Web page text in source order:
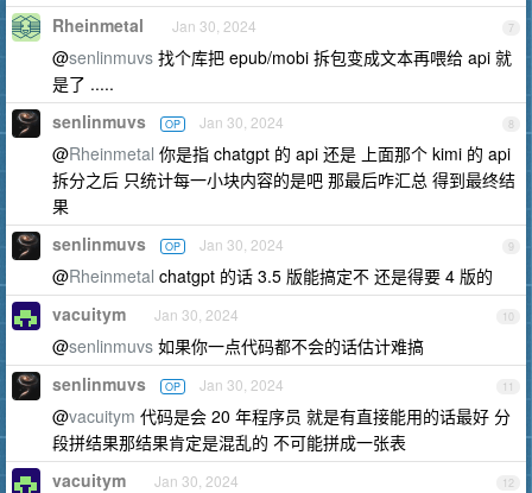
7
Rheinmetal Jan 30, 2024
@senlinmuvs 找个库把 epub/mobi 拆包变成文本再喂给 api 就
是了 .....
8
senlinmuvs OP Jan 30, 2024
@Rheinmetal 你是指 chatgpt 的 api 还是 上面那个 kimi 的 api
拆分之后 只统计每一小块内容的是吧 那最后咋汇总 得到最终结
果
9
senlinmuvs OP Jan 30, 2024
@Rheinmetal chatgpt 的话 3.5 版能搞定不 还是得要 4 版的
10
vacuitym Jan 30, 2024
@senlinmuvs 如果你一点代码都不会的话估计难搞
11
senlinmuvs OP Jan 30, 2024
@vacuitym 代码是会 20 年程序员 就是有直接能用的话最好 分
段拼结果那结果肯定是混乱的 不可能拼成一张表
12
vacuitym Jan 30, 2024